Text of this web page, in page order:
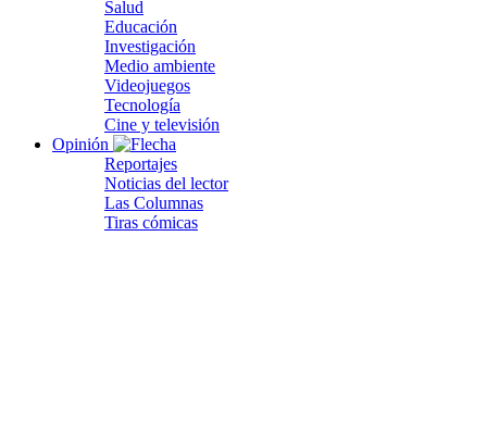
Salud
Educación
Investigación
Medio ambiente
Videojuegos
Tecnología
Cine y televisión
Opinión
Reportajes
Noticias del lector
Las Columnas
Tiras cómicas